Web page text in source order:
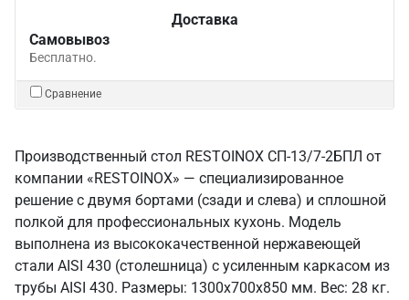
Доставка
Самовывоз
Бесплатно.
Сравнение
Производственный стол RESTOINOX СП-13/7-2БПЛ от
компании «RESTOINOX» — специализированное
решение с двумя бортами (сзади и слева) и сплошной
полкой для профессиональных кухонь. Модель
выполнена из высококачественной нержавеющей
стали AISI 430 (столешница) с усиленным каркасом из
трубы AISI 430. Размеры: 1300x700x850 мм. Вес: 28 кг.